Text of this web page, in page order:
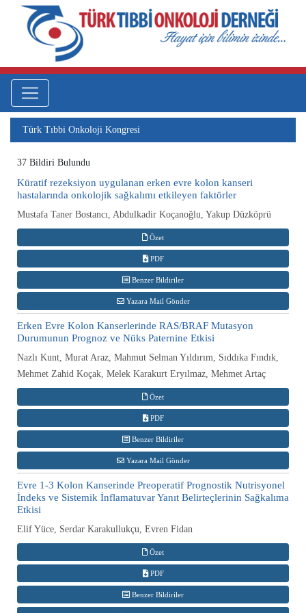
Türk Tıbbi Onkoloji Kongresi
37 Bildiri Bulundu
Küratif rezeksiyon uygulanan erken evre kolon kanseri
hastalarında onkolojik sağkalımı etkileyen faktörler
Mustafa Taner Bostancı, Abdulkadir Koçanoğlu, Yakup Düzköprü
Özet
PDF
Benzer Bildiriler
Yazara Mail Gönder
Erken Evre Kolon Kanserlerinde RAS/BRAF Mutasyon
Durumunun Prognoz ve Nüks Paternine Etkisi
Nazlı Kunt, Murat Araz, Mahmut Selman Yıldırım, Sıddıka Fındık,
Mehmet Zahid Koçak, Melek Karakurt Eryılmaz, Mehmet Artaç
Özet
PDF
Benzer Bildiriler
Yazara Mail Gönder
Evre 1-3 Kolon Kanserinde Preoperatif Prognostik Nutrisyonel
İndeks ve Sistemik İnflamatuvar Yanıt Belirteçlerinin Sağkalıma
Etkisi
Elif Yüce, Serdar Karakullukçu, Evren Fidan
Özet
PDF
Benzer Bildiriler